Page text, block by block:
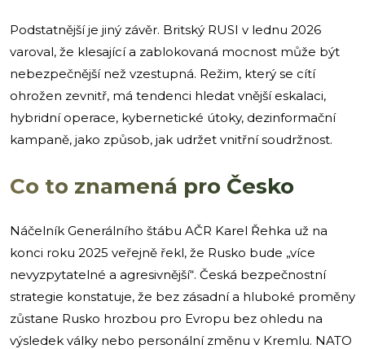
Podstatnější je jiný závěr. Britský RUSI v lednu 2026
varoval, že klesající a zablokovaná mocnost může být
nebezpečnější než vzestupná. Režim, který se cítí
ohrožen zevnitř, má tendenci hledat vnější eskalaci,
hybridní operace, kybernetické útoky, dezinformační
kampaně, jako způsob, jak udržet vnitřní soudržnost.
Co to znamená pro Česko
Náčelník Generálního štábu AČR Karel Řehka už na
konci roku 2025 veřejně řekl, že Rusko bude „více
nevyzpytatelné a agresivnější“. Česká bezpečnostní
strategie konstatuje, že bez zásadní a hluboké proměny
zůstane Rusko hrozbou pro Evropu bez ohledu na
výsledek války nebo personální změnu v Kremlu. NATO